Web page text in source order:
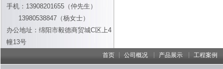
手机：13908201655（仲先生）
13980538847（杨女士）
办公地址：绵阳市毅德商贸城C区上4
幢13号
首页 公司概况 产品展示 工程案例